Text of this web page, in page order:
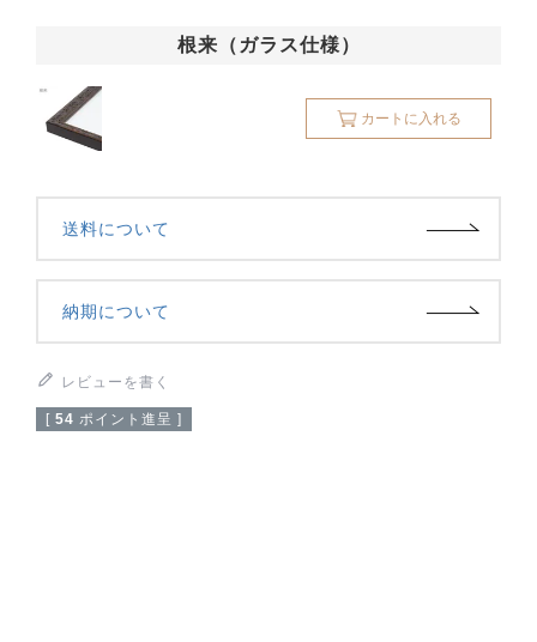
根来（ガラス仕様）
カートに入れる
送料について
納期について
レビューを書く
[ 54 ポイント進呈 ]